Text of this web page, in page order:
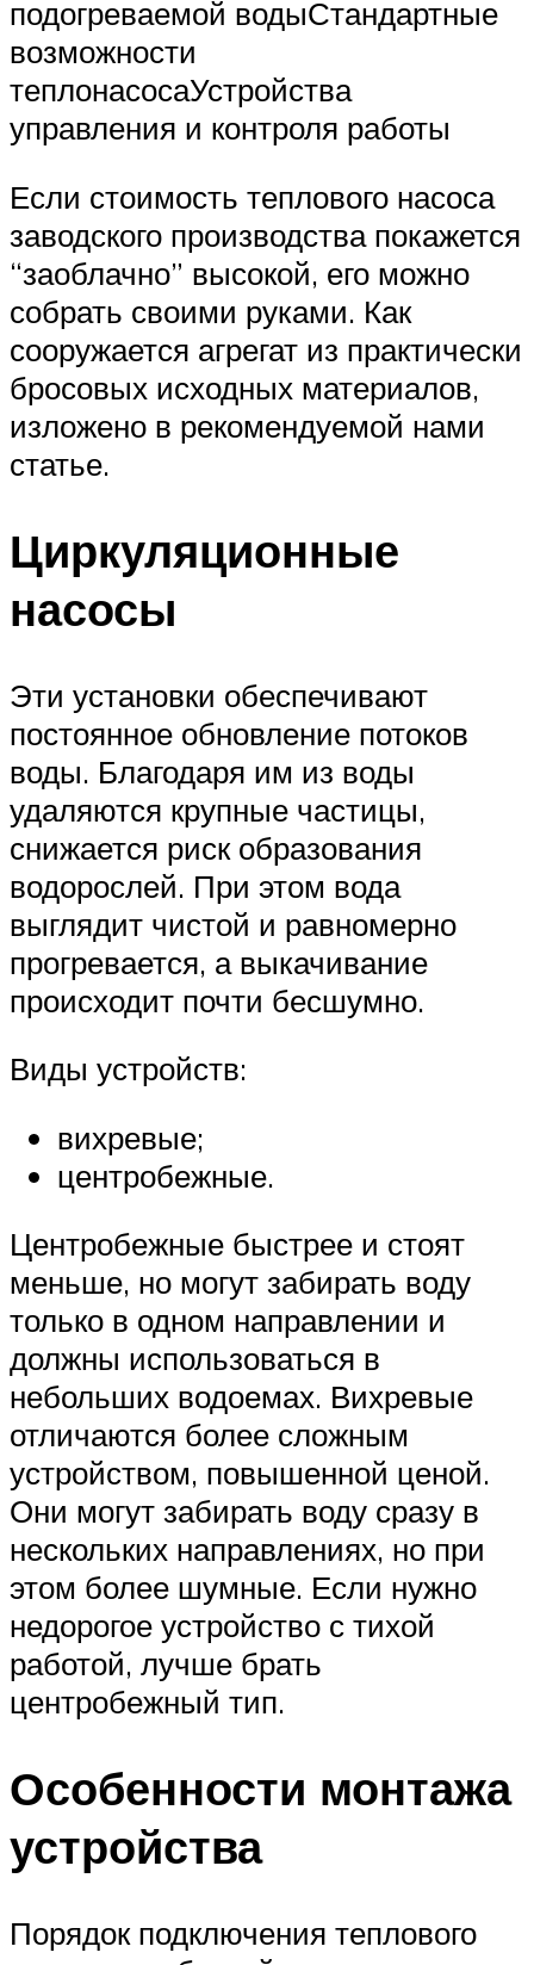
подогреваемой водыСтандартные
возможности
теплонасосаУстройства
управления и контроля работы
Если стоимость теплового насоса
заводского производства покажется
“заоблачно” высокой, его можно
собрать своими руками. Как
сооружается агрегат из практически
бросовых исходных материалов,
изложено в рекомендуемой нами
статье.
Циркуляционные
насосы
Эти установки обеспечивают
постоянное обновление потоков
воды. Благодаря им из воды
удаляются крупные частицы,
снижается риск образования
водорослей. При этом вода
выглядит чистой и равномерно
прогревается, а выкачивание
происходит почти бесшумно.
Виды устройств:
вихревые;
центробежные.
Центробежные быстрее и стоят
меньше, но могут забирать воду
только в одном направлении и
должны использоваться в
небольших водоемах. Вихревые
отличаются более сложным
устройством, повышенной ценой.
Они могут забирать воду сразу в
нескольких направлениях, но при
этом более шумные. Если нужно
недорогое устройство с тихой
работой, лучше брать
центробежный тип.
Особенности монтажа
устройства
Порядок подключения теплового